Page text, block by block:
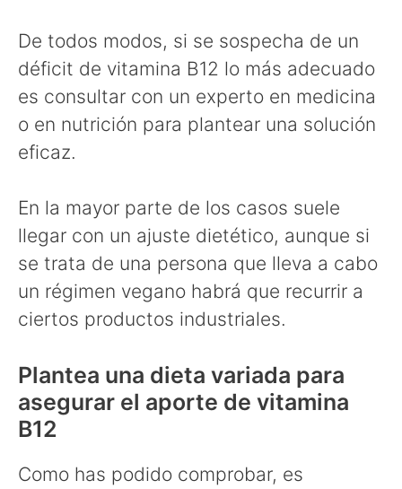
De todos modos, si se sospecha de un
déficit de vitamina B12 lo más adecuado
es consultar con un experto en medicina
o en nutrición para plantear una solución
eficaz.
En la mayor parte de los casos suele
llegar con un ajuste dietético, aunque si
se trata de una persona que lleva a cabo
un régimen vegano habrá que recurrir a
ciertos productos industriales.
Plantea una dieta variada para
asegurar el aporte de vitamina
B12
Como has podido comprobar, es